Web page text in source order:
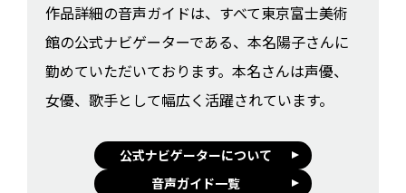
作品詳細の音声ガイドは、すべて東京富士美術
館の公式ナビゲーターである、本名陽子さんに
勤めていただいております。本名さんは声優、
女優、歌手として幅広く活躍されています。
公式ナビゲーターについて
音声ガイド一覧